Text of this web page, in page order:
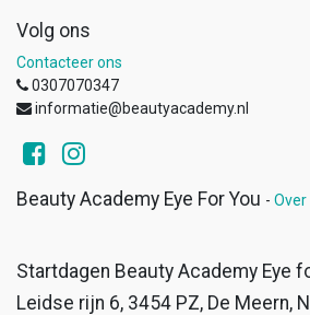
Volg ons
Contacteer ons
0307070347
informatie@beautyacademy.nl
Beauty Academy Eye For You - Over
Startdagen Beauty Academy Eye
Leidse rijn 6, 3454 PZ, De Meern,